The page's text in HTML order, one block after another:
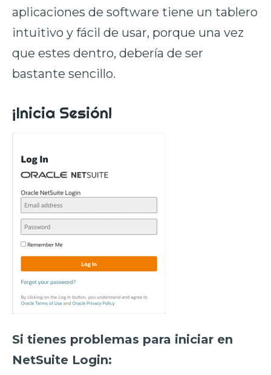
aplicaciones de software tiene un tablero
intuitivo y fácil de usar, porque una vez
que estes dentro, debería de ser
bastante sencillo.
¡Inicia Sesión!
Si tienes problemas para iniciar en
NetSuite Login: